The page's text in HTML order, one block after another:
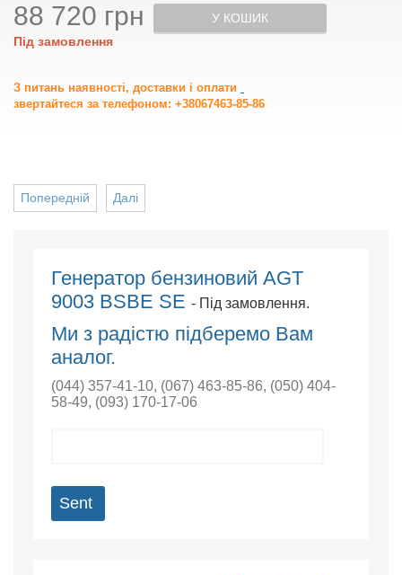
88 720 грн
Під замовлення
У КОШИК
З питань наявності, доставки і оплати
звертайтеся за телефоном: +38067463-85-86
Далі
Попередній
Генератор бензиновий AGT
9003 BSBE SE - Під замовлення.
Ми з радістю підберемо Вам
аналог.
(044) 357-41-10, (067) 463-85-86, (050) 404-
58-49, (093) 170-17-06
Sent